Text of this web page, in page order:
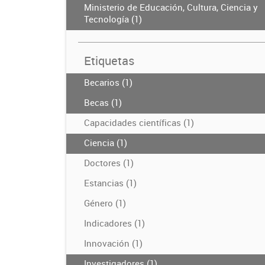
Ministerio de Educación, Cultura, Ciencia y
Tecnología (1)
Etiquetas
Becarios (1)
Becas (1)
Capacidades científicas (1)
Ciencia (1)
Doctores (1)
Estancias (1)
Género (1)
Indicadores (1)
Innovación (1)